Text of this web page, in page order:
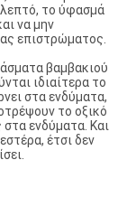
λεπτό, το ύφασμά
να μην
επιστρώματος.
βαμβακιού
ιδιαίτερα το
στα ενδύματα,
το οξικό
ενδύματα. Και
έτσι δεν